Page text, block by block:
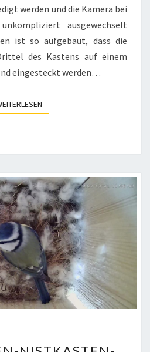
werden und die Kamera bei
ausgewechselt
ist so aufgebaut, dass die
des Kastens auf einem
eingesteckt werden…
WEITERLESEN